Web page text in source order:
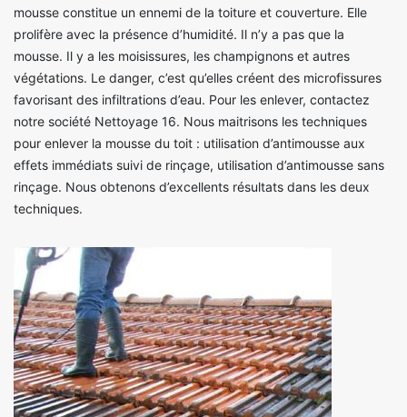
mousse constitue un ennemi de la toiture et couverture. Elle
prolifère avec la présence d’humidité. Il n’y a pas que la
mousse. Il y a les moisissures, les champignons et autres
végétations. Le danger, c’est qu’elles créent des microfissures
favorisant des infiltrations d’eau. Pour les enlever, contactez
notre société Nettoyage 16. Nous maitrisons les techniques
pour enlever la mousse du toit : utilisation d’antimousse aux
effets immédiats suivi de rinçage, utilisation d’antimousse sans
rinçage. Nous obtenons d’excellents résultats dans les deux
techniques.